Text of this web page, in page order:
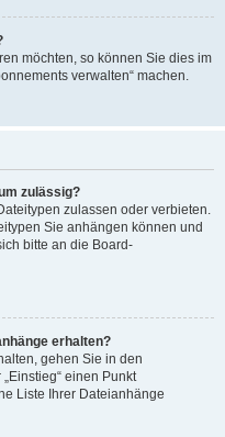
möchten, so können Sie dies im
verwalten“ machen.
zulässig?
zulassen oder verbieten.
Sie anhängen können und
bitte an die Board-
erhalten?
gehen Sie in den
einen Punkt
Liste Ihrer Dateianhänge